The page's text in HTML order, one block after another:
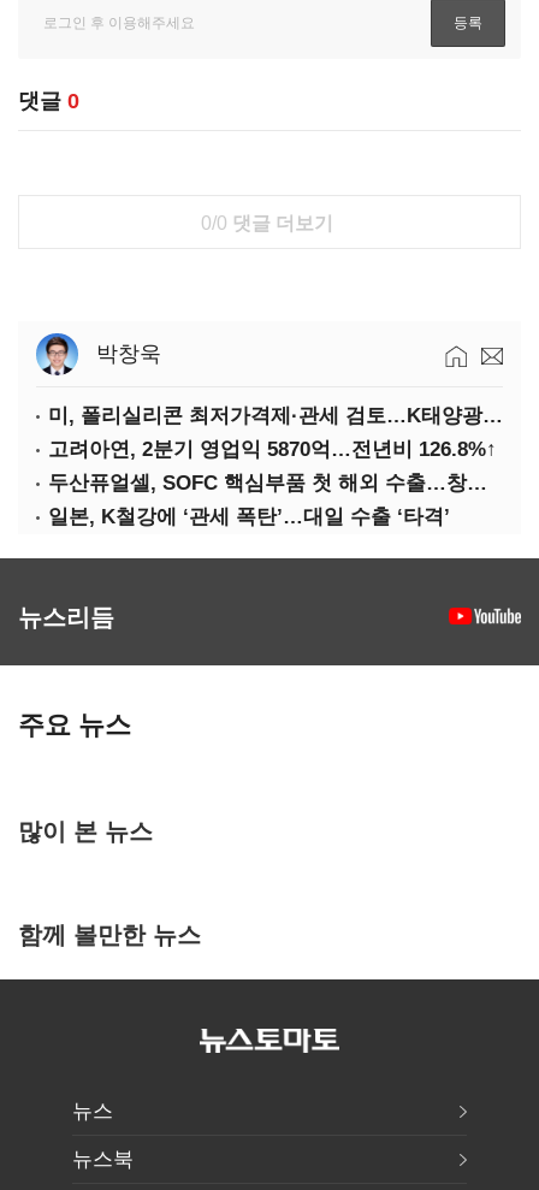
댓글 0
0/0 댓글 더보기
박창욱
미, 폴리실리콘 최저가격제·관세 검토…K태양광 입지 확대 기대
고려아연, 2분기 영업익 5870억…전년비 126.8%↑
두산퓨얼셀, SOFC 핵심부품 첫 해외 수출…창사 이래 최대 규모
일본, K철강에 ‘관세 폭탄’…대일 수출 ‘타격’
뉴스리듬
주요 뉴스
많이 본 뉴스
함께 볼만한 뉴스
뉴스
뉴스북